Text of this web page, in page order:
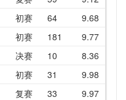
初赛
64 9.68
初赛 181 9.77
决赛 10 8.36
初赛 31 9.98
复赛 33 9.97